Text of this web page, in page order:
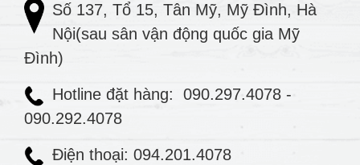
Số 137, Tổ 15, Tân Mỹ, Mỹ Đình, Hà
Nội(sau sân vận động quốc gia Mỹ
Đình)
Hotline đặt hàng: 090.297.4078 -
090.292.4078
Điện thoại: 094.201.4078